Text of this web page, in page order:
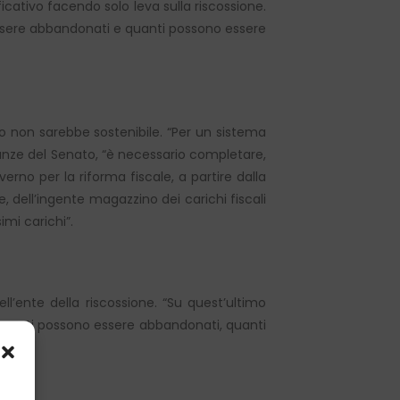
facendo solo leva sulla riscossione.
abbandonati e quanti possono essere
sarebbe sostenibile. “Per un sistema
del Senato, “è necessario completare,
per la riforma fiscale, a partire dalla
magazzino dei carichi fiscali
carichi”.
della riscossione. “Su quest’ultimo
possono essere abbandonati, quanti